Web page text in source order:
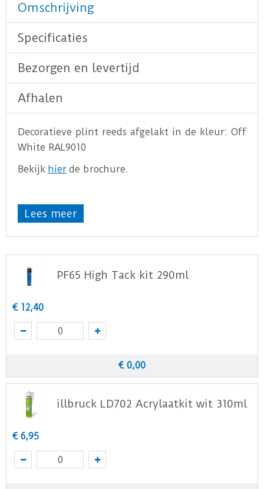
Omschrijving
Specificaties
Bezorgen en levertijd
Afhalen
Decoratieve plint reeds afgelakt in de kleur: Off
White RAL9010
Bekijk hier de brochure.
Lees meer
PF65 High Tack kit 290ml
€ 12,40
€ 0,00
illbruck LD702 Acrylaatkit wit 310ml
€ 6,95